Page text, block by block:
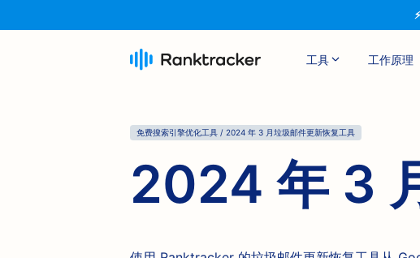
工具 工作原理
免费搜索引擎优化工具 / 2024 年 3 月垃圾邮件更新恢复工具
2024 年 3